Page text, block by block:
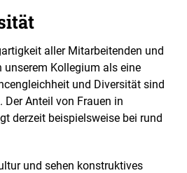
aller Mitarbeitenden und
Kollegium als eine
und Diversität sind
Der Anteil von Frauen in
derzeit beispielsweise bei rund
und sehen konstruktives